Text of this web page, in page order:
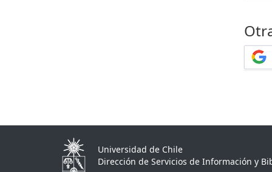
Universidad de Chile
Dirección de Servicios de Información y